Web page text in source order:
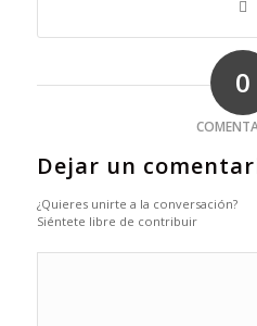
0
Dejar un
¿Quieres unirte a la conversación?
Siéntete libre de contribuir